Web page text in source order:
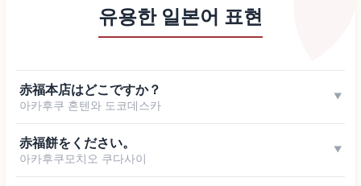
유용한 일본어 표현
赤福本店はどこですか？
아카후쿠 혼텐와 도코데스카
▼
赤福餅をください。
아카후쿠모치오 쿠다사이
▼